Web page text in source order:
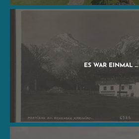
ES WAR EINMAL …